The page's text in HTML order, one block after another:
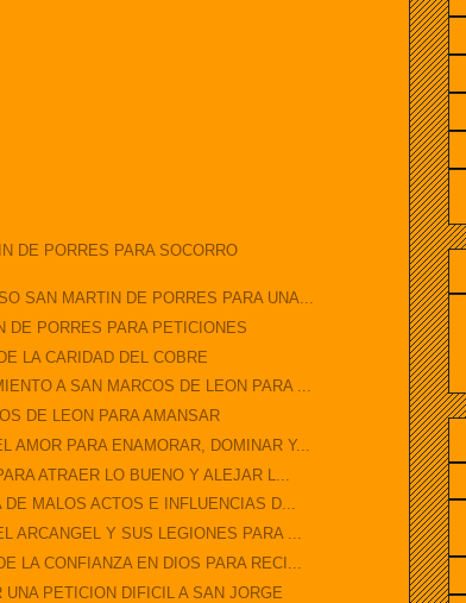
DE PORRES PARA SOCORRO
SAN MARTIN DE PORRES PARA UNA...
DE PORRES PARA PETICIONES
LA CARIDAD DEL COBRE
A SAN MARCOS DE LEON PARA ...
DE LEON PARA AMANSAR
AMOR PARA ENAMORAR, DOMINAR Y...
ATRAER LO BUENO Y ALEJAR L...
MALOS ACTOS E INFLUENCIAS D...
ARCANGEL Y SUS LEGIONES PARA ...
LA CONFIANZA EN DIOS PARA RECI...
UNA PETICION DIFICIL A SAN JORGE